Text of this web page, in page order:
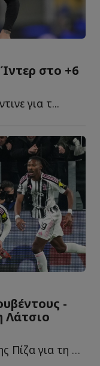
στο +6
για τ...
-
Λάτσιο
Εκτός έδρας νίκη με 2-0 επί της Πίζα για τη “Μεγάλη Κυρία” κ...